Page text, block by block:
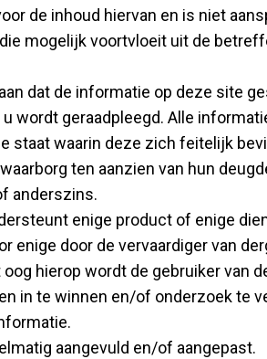
de inhoud hiervan en is niet
mogelijk voortvloeit uit de
dat de informatie op deze site
wordt geraadpleegd. Alle
staat waarin deze zich feitelijk
ten aanzien van hun
anderszins.
enige product of enige
enige door de vervaardiger van
hierop wordt de gebruiker van
in te winnen en/of onderzoek te
aangevuld en/of aangepast.